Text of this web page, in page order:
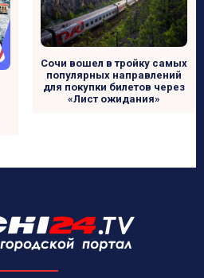
Сочи вошел в тройку самых
популярных направлений
для покупки билетов через
«Лист ожидания»